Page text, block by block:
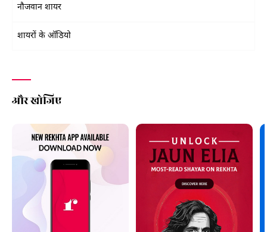
नौजवान शायर
शायरों के ऑडियो
और खोजिए